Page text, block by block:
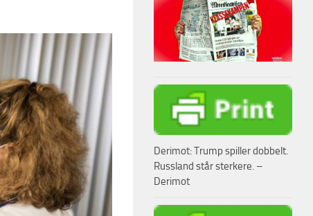
Derimot: Trump spiller dobbelt.
Russland står sterkere. –
Derimot